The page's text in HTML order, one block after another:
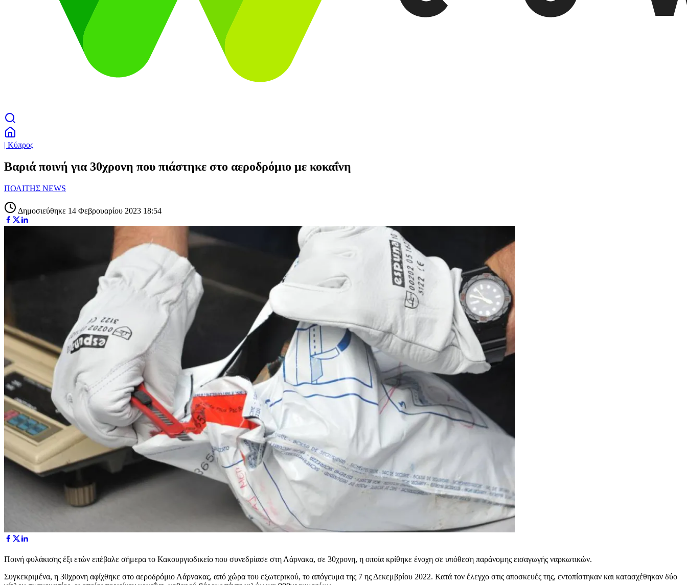
| Κύπρος
Βαριά ποινή για 30χρονη που πιάστηκε στο αεροδρόμιο με κοκαΐνη
ΠΟΛΙΤΗΣ NEWS
Δημοσιεύθηκε 14 Φεβρουαρίου 2023 18:54
Ποινή φυλάκισης έξι ετών επέβαλε σήμερα το Κακουργιοδικείο που συνεδρίασε στη Λάρνακα, σε 30χρονη, η οποία κρίθηκε ένοχη σε υπόθεση παράνομης εισαγωγής ναρκωτικών.
Συγκεκριμένα, η 30χρονη αφίχθηκε στο αεροδρόμιο Λάρνακας, από χώρα του εξωτερικού, το απόγευμα της 7 ης Δεκεμβρίου 2022. Κατά τον έλεγχο στις αποσκευές της, εντοπίστηκαν και κατασχέθηκαν δύο